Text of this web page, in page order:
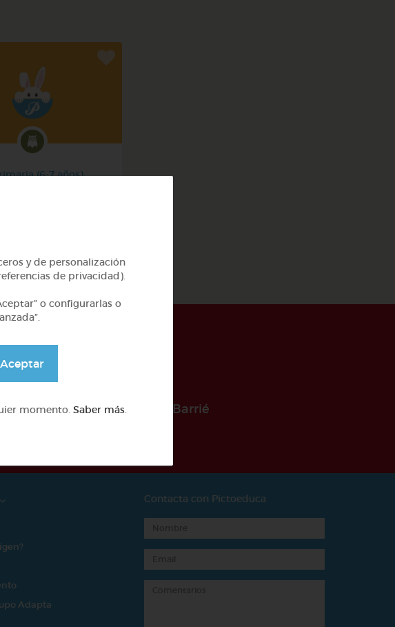
(6-7 años)
de la Fundación Barrié
Adapta
Contacta con Pictoeduca
y de personalización
de privacidad).
o configurarlas o
Aceptar
momento. Saber más.